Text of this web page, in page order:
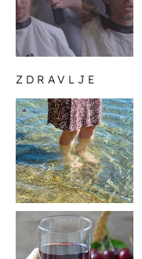
ZDRAVLJE